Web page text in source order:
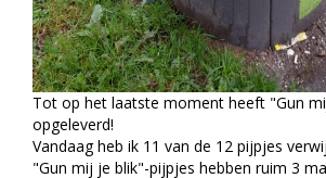
Tot op het laatste moment heeft "Gun
opgeleverd!
Vandaag heb ik 11 van de 12 pijpjes
"Gun mij je blik"-pijpjes hebben ruim 3